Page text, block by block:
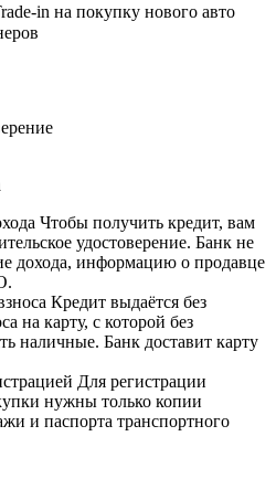
in на покупку нового авто
Чтобы получить кредит, вам
удостоверение. Банк не
дохода, информацию о продавце
Кредит выдаётся без
на карту, с которой без
наличные. Банк доставит карту
Для регистрации
нужны только копии
и паспорта транспортного